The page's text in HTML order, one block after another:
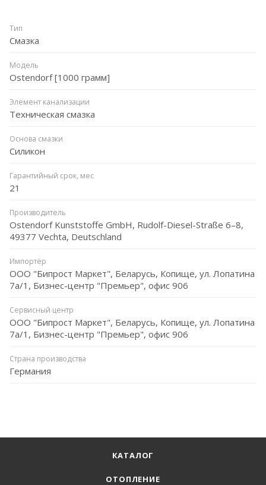
Тип
Смазка
Модель
Ostendorf [1000 грамм]
Элемент канализации
Техническая смазка
Основа смазки
Силикон
Гарантийный срок, мес
21
Производитель
Ostendorf Kunststoffe GmbH, Rudolf-Diesel-Straße 6–8,
49377 Vechta, Deutschland
Импортёр
ООО "Бипрост Маркет", Беларусь, Копище, ул. Лопатина
7а/1, Бизнес-центр "Премьер", офис 906
Сервисный центр
ООО "Бипрост Маркет", Беларусь, Копище, ул. Лопатина
7а/1, Бизнес-центр "Премьер", офис 906
Страна производства
Германия
КАТАЛОГ
ОТОПЛЕНИЕ